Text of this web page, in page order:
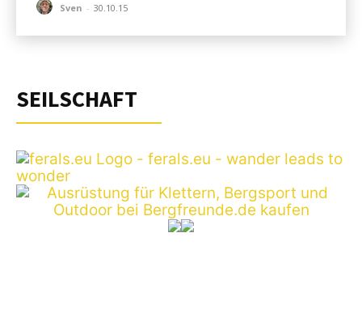
Sven - 30.10.15
SEILSCHAFT